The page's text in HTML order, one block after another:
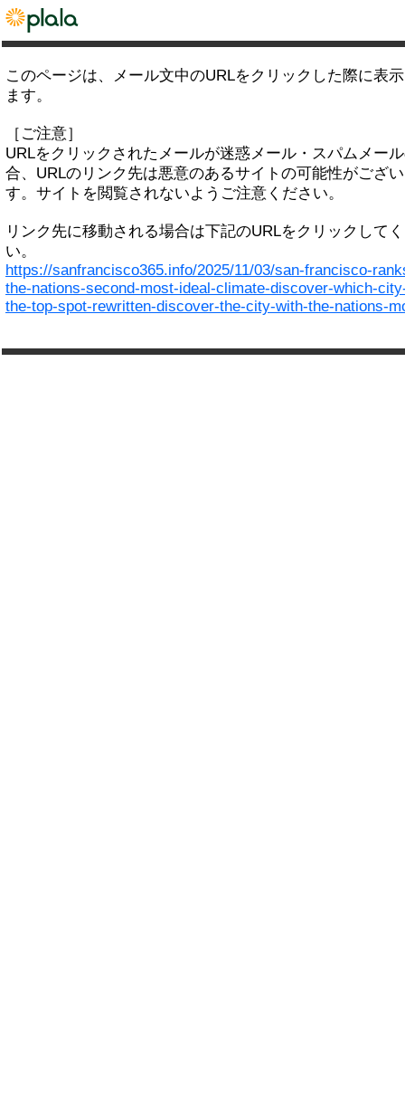
このページは、メール文中のURLをクリックした際に表
ます。
［ご注意］
URLをクリックされたメールが迷惑メール・スパムメー
合、URLのリンク先は悪意のあるサイトの可能性がござ
す。サイトを閲覧されないようご注意ください。
リンク先に移動される場合は下記のURLをクリックして
い。
https://sanfrancisco365.info/2025/11/03/san-francisco-
the-nations-second-most-ideal-climate-discover-which-
the-top-spot-rewritten-discover-the-city-with-the-nations-